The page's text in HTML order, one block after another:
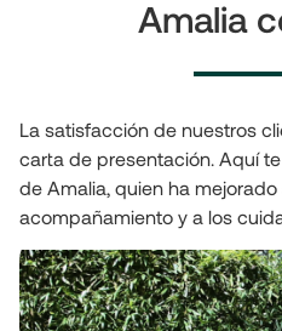
Amalia
La satisfacción de nuestros
carta de presentación. Aquí
de Amalia, quien ha
acompañamiento y a los